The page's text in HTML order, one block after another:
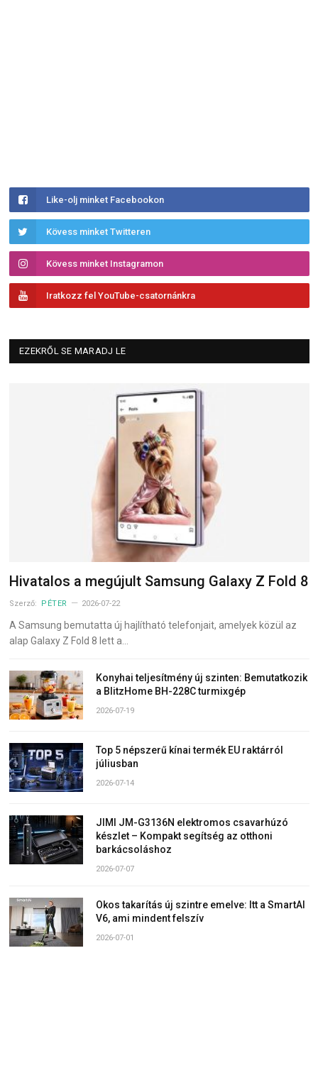
Like-olj minket Facebookon
Kövess minket Twitteren
Kövess minket Instagramon
Iratkozz fel YouTube-csatornánkra
EZEKRŐL SE MARADJ LE
Hivatalos a megújult Samsung Galaxy Z Fold 8
Szerző: PÉTER 2026-07-22
A Samsung bemutatta új hajlítható telefonjait, amelyek közül az
alap Galaxy Z Fold 8 lett a…
Konyhai teljesítmény új szinten: Bemutatkozik
a BlitzHome BH-228C turmixgép
2026-07-19
Top 5 népszerű kínai termék EU raktárról
júliusban
2026-07-14
JIMI JM-G3136N elektromos csavarhúzó
készlet – Kompakt segítség az otthoni
barkácsoláshoz
2026-07-07
Okos takarítás új szintre emelve: Itt a SmartAI
V6, ami mindent felszív
2026-07-01